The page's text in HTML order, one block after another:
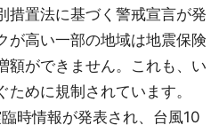
措置法に基づく警戒宣言が発
が高い一部の地域は地震保険
額ができません。これも、い
めに規制されています。
時情報が発表され、台風10